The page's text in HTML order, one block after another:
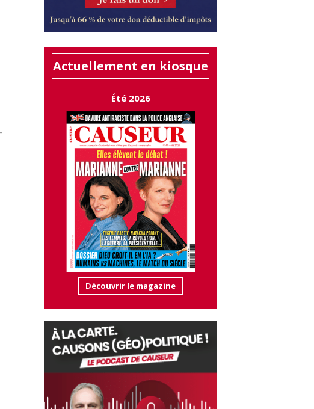
Actuellement en kiosque
Été 2026
Découvrir le magazine